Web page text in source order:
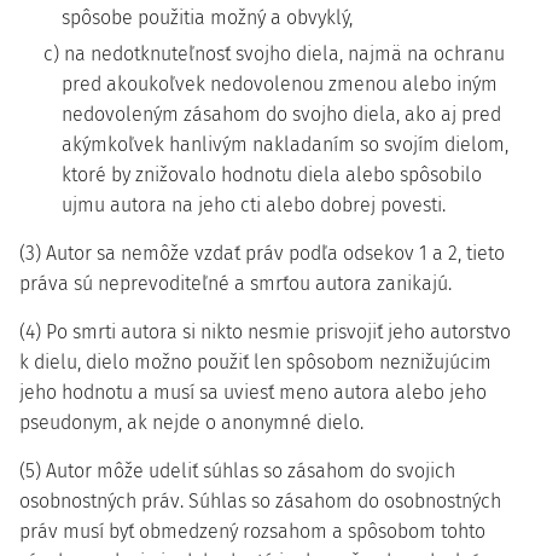
spôsobe použitia možný a obvyklý,
c) na nedotknuteľnosť svojho diela, najmä na ochranu
pred akoukoľvek nedovolenou zmenou alebo iným
nedovoleným zásahom do svojho diela, ako aj pred
akýmkoľvek hanlivým nakladaním so svojím dielom,
ktoré by znižovalo hodnotu diela alebo spôsobilo
ujmu autora na jeho cti alebo dobrej povesti.
(3) Autor sa nemôže vzdať práv podľa odsekov 1 a 2, tieto
práva sú neprevoditeľné a smrťou autora zanikajú.
(4) Po smrti autora si nikto nesmie prisvojiť jeho autorstvo
k dielu, dielo možno použiť len spôsobom neznižujúcim
jeho hodnotu a musí sa uviesť meno autora alebo jeho
pseudonym, ak nejde o anonymné dielo.
(5) Autor môže udeliť súhlas so zásahom do svojich
osobnostných práv. Súhlas so zásahom do osobnostných
práv musí byť obmedzený rozsahom a spôsobom tohto